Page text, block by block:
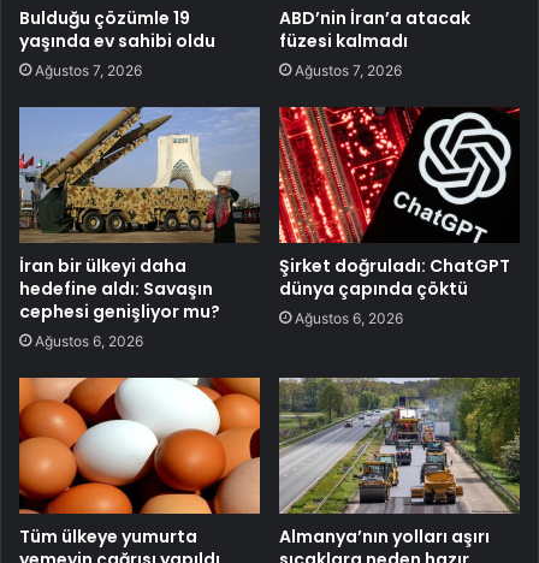
Bulduğu çözümle 19
yaşında ev sahibi oldu
Ağustos 7, 2026
ABD’nin İran’a atacak
füzesi kalmadı
Ağustos 7, 2026
İran bir ülkeyi daha
hedefine aldı: Savaşın
cephesi genişliyor mu?
Ağustos 6, 2026
Şirket doğruladı: ChatGPT
dünya çapında çöktü
Ağustos 6, 2026
Tüm ülkeye yumurta
Almanya’nın yolları aşırı